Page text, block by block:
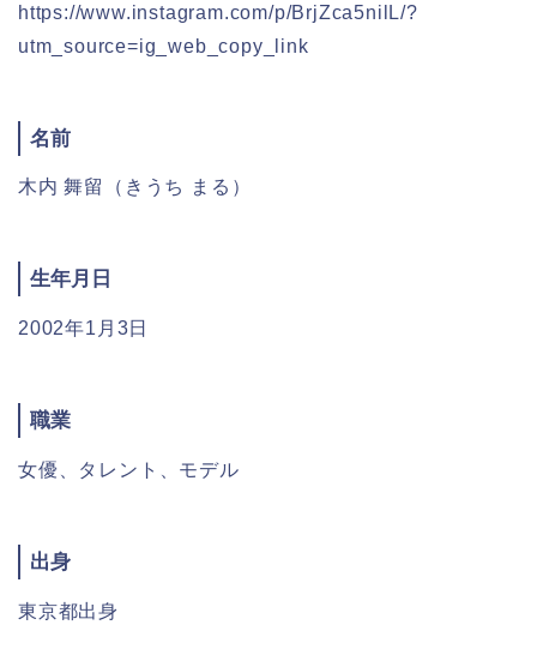
https://www.instagram.com/p/BrjZca5nilL/?
utm_source=ig_web_copy_link
名前
木内 舞留（きうち まる）
生年月日
2002年1月3日
職業
女優、タレント、モデル
出身
東京都出身